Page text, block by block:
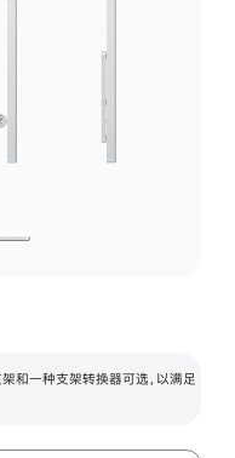
一种支架转换器可选，以满足